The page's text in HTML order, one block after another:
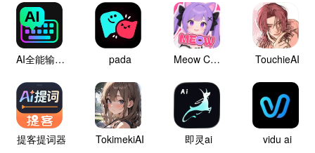
AI全能输入法 pada Meow ChatAI TouchieAI
提客提词器 TokimekiAI 即灵ai vidu ai